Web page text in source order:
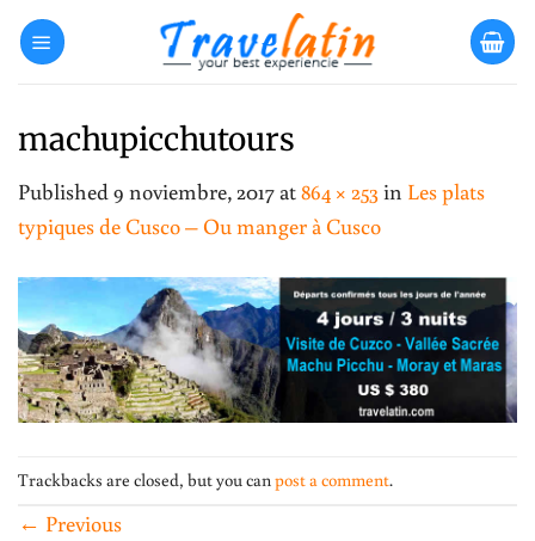
Skip
machupicchutours
Published9 noviembre, 2017at864 × 253in Les plats
typiques de Cusco – Ou manger à Cusco
Trackbacks are closed, but you canpost a comment.
← Previous